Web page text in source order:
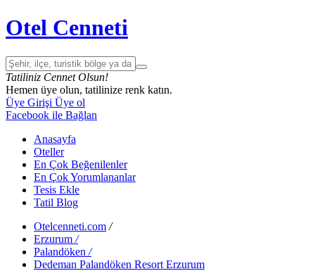
Otel Cenneti
Tatiliniz Cennet Olsun!
Hemen üye olun, tatilinize renk katın.
Üye Girişi Üye ol
Facebook ile Bağlan
Anasayfa
Oteller
En Çok Beğenilenler
En Çok Yorumlananlar
Tesis Ekle
Tatil Blog
Otelcenneti.com /
Erzurum /
Palandöken /
Dedeman Palandöken Resort Erzurum